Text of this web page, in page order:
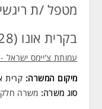
מטפל /ת
בקרית אונו (728)
עמותת צ'יימס ישראל - Chimes Israel
מיקום המשרה: קרית
סוג משרה: משרה